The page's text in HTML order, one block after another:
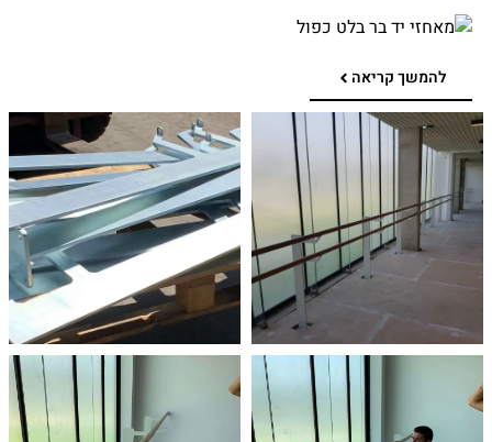
להמשך קריאה